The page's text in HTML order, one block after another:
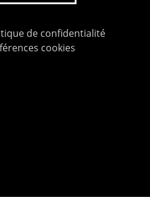
de confidentialité
cookies